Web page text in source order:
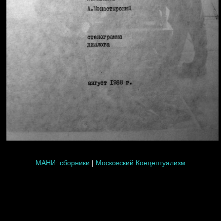
МАНИ: сборники | Московский Концептуализм